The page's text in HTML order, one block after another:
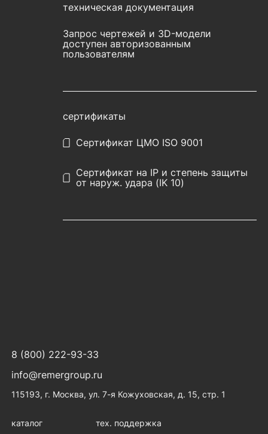
техническая документация
Запрос чертежей и 3D-модели
доступен авторизованным
пользователям
сертификаты
Сертификат ЦМО ISO 9001
Сертификат на IP и степень защиты
от наруж. удара (IK 10)
8 (800) 222-93-33
info@remergroup.ru
115193, г. Москва, ул. 7-я Кожуховская, д. 15, стр. 1
каталог тех. поддержка